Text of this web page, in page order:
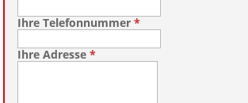
Ihre Telefonnummer*
Ihre Adresse*